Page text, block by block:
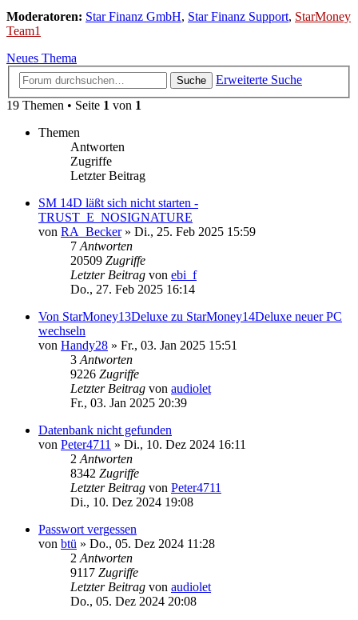
Moderatoren: Star Finanz GmbH, Star Finanz Support, StarMoney
Team1
Neues Thema
Suche
Erweiterte Suche
19 Themen • Seite 1 von 1
Themen
Antworten
Zugriffe
Letzter Beitrag
SM 14D läßt sich nicht starten -
TRUST_E_NOSIGNATURE
von RA_Becker» Di., 25. Feb 2025 15:59
7 Antworten
20509 Zugriffe
Letzter Beitrag von ebi_f
Do., 27. Feb 2025 16:14
Von StarMoney13Deluxe zu StarMoney14Deluxe neuer PC
wechseln
von Handy28 » Fr., 03. Jan 2025 15:51
3 Antworten
9226 Zugriffe
Letzter Beitrag von audiolet
Fr., 03. Jan 2025 20:39
Datenbank nicht gefunden
von Peter4711 » Di., 10. Dez 2024 16:11
2 Antworten
8342 Zugriffe
Letzter Beitrag von Peter4711
Di., 10. Dez 2024 19:08
Passwort vergessen
von btü » Do., 05. Dez 2024 11:28
2 Antworten
9117 Zugriffe
Letzter Beitrag von audiolet
Do., 05. Dez 2024 20:08